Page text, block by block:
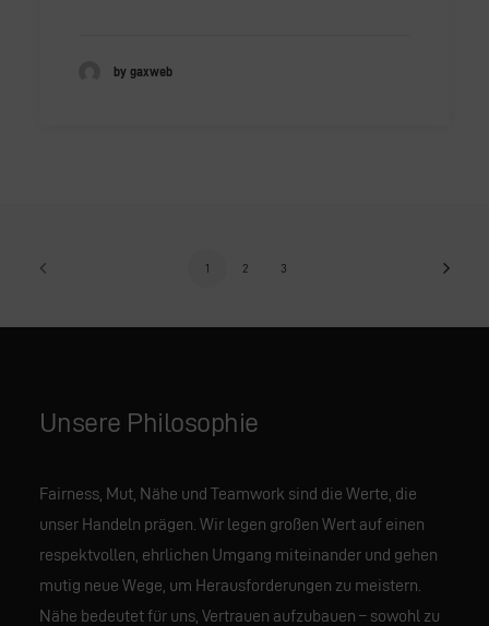
by gaxweb
1 2 3
Unsere Philosophie
Fairness, Mut, Nähe und Teamwork sind die Werte, die
unser Handeln prägen. Wir legen großen Wert auf einen
respektvollen, ehrlichen Umgang miteinander und gehen
mutig neue Wege, um Herausforderungen zu meistern.
Nähe bedeutet für uns, Vertrauen aufzubauen – sowohl zu